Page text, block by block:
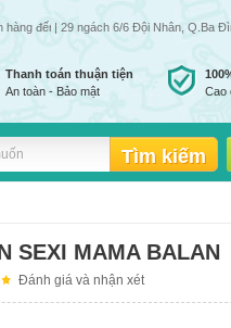
đến 24h đêm tất cả các ngày trong tuần
| 29 ngách 6/6 Đội Nhân, Q.Ba
Thanh toán thuận tiện
An toàn - Bảo mật
Cao
SEXI MAMA BALAN
Đánh giá và nhận xét